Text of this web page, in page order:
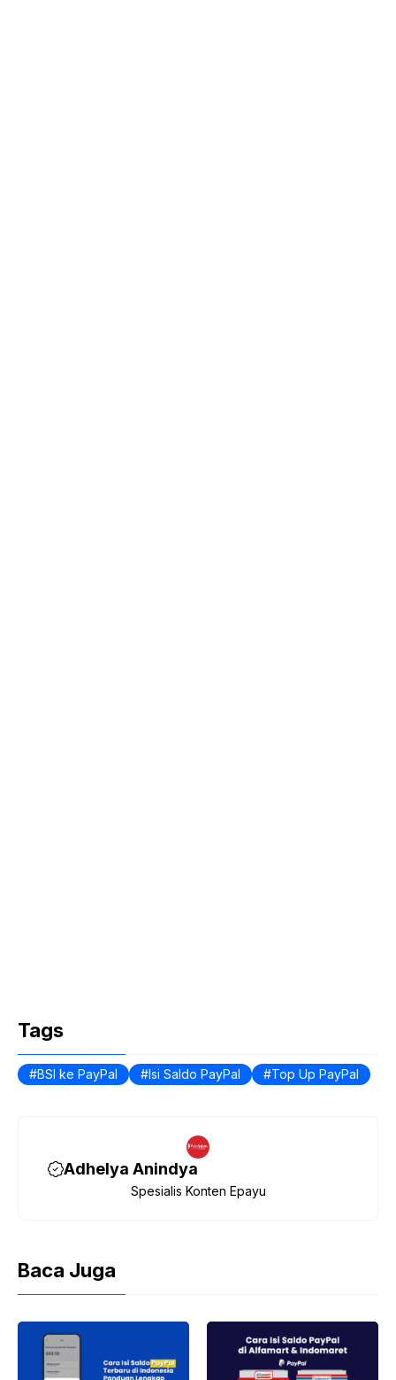
Tags
BSI ke PayPal Isi Saldo PayPal Top Up PayPal
Adhelya Anindya
Spesialis Konten Epayu
Baca Juga